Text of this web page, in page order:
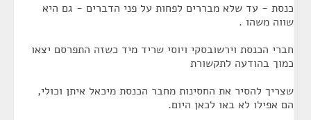
כנסת - עד שלא מבררים לפחות על פני הדברים - גם היא
שווה משהו .
חברי הכנסת וירשובסקי ויוסי שריד מיד כשזה התפרסם יצאו
כמוך בהודעה לתקשורת
שצריך להסיר את החסינות מחבר הכנסת מיכאל איתן וכולי,
הם אפילו לא באו לכאן היום.